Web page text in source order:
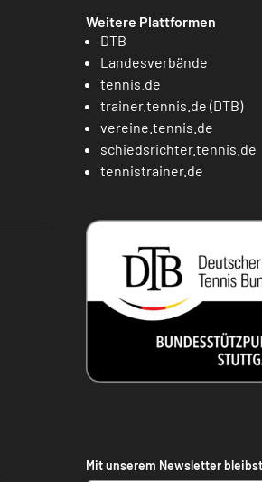
Weitere Plattformen
DTB
Landesverbände
tennis.de
trainer.tennis.de (DTB)
vereine.tennis.de
schiedsrichter.tennis.de
tennistrainer.de
Mit unserem Newsletter